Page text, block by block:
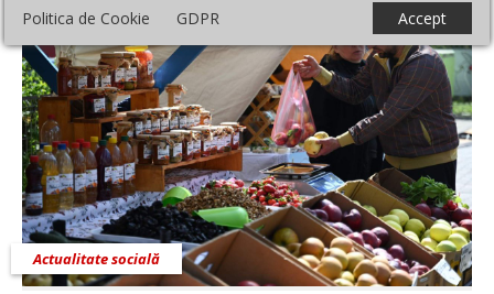
Politica de Cookie GDPR Accept
Actualitate socială